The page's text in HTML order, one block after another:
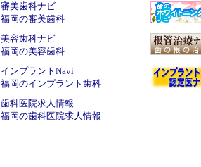
審美歯科ナビ
福岡の審美歯科
美容歯科ナビ
福岡の美容歯科
インプラントNavi
福岡のインプラント歯科
歯科医院求人情報
福岡の歯科医院求人情報